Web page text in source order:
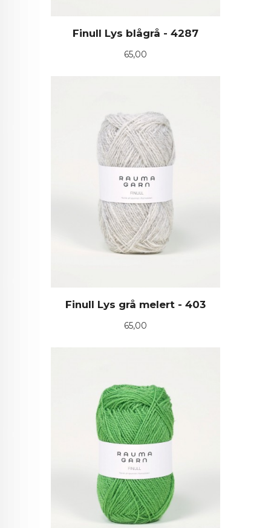
Finull Lys blågrå - 4287
Pris
65,00
Finull Lys grå melert - 403
Pris
65,00